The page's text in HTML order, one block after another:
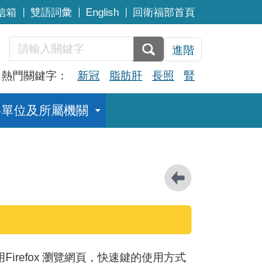
箱 雙語詞彙 English 回衛福部首頁
進階
熱門關鍵字： 新冠 脂肪肝 長照 腎
位及所屬機關
瀏覽網頁，快速鍵的使用方式